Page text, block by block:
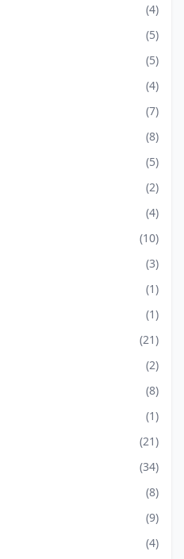
(4)
(5)
(5)
(4)
(7)
(8)
(5)
(2)
(4)
(10)
(3)
(1)
(1)
(21)
(2)
(8)
(1)
(21)
(34)
(8)
(9)
(4)